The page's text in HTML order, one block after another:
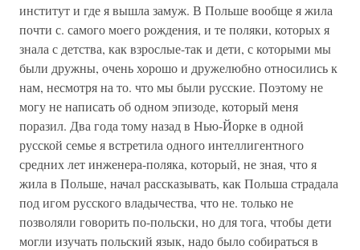
институт и где я вышла замуж. В Польше вообще я жила
почти с. самого моего рождения, и те поляки, которых я
знала с детства, как взрослые-так и дети, с которыми мы
были дружны, очень хорошо и дружелюбно относились к
нам, несмотря на то. что мы были русские. Поэтому не
могу не написать об одном эпизоде, который меня
поразил. Два года тому назад в Нью-Йорке в одной
русской семье я встретила одного интеллигентного
средних лет инженера-поляка, который, не зная, что я
жила в Польше, начал рассказывать, как Польша страдала
под игом русского владычества, что не. только не
позволяли говорить по-польски, но для тога, чтобы дети
могли изучать польский язык, надо было собираться в